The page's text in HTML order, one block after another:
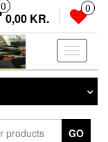
0
0,00 KR.
0
Toggle
GO